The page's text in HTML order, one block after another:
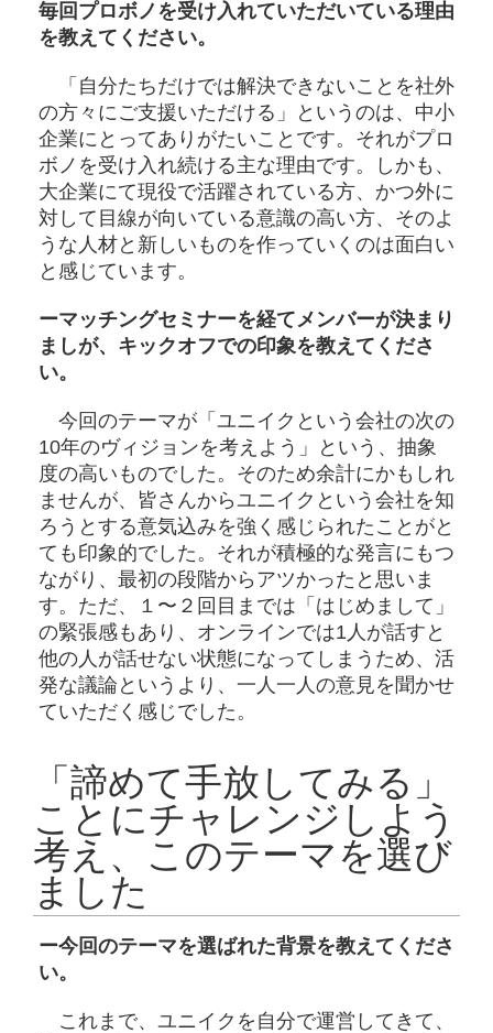
毎回プロボノを受け入れていただいている理由
を教えてください。
「自分たちだけでは解決できないことを社外
の方々にご支援いただける」というのは、中小
企業にとってありがたいことです。それがプロ
ボノを受け入れ続ける主な理由です。しかも、
大企業にて現役で活躍されている方、かつ外に
対して目線が向いている意識の高い方、そのよ
うな人材と新しいものを作っていくのは面白い
と感じています。
ーマッチングセミナーを経てメンバーが決まり
ましが、キックオフでの印象を教えてくださ
い。
今回のテーマが「ユニイクという会社の次の
10年のヴィジョンを考えよう」という、抽象
度の高いものでした。そのため余計にかもしれ
ませんが、皆さんからユニイクという会社を知
ろうとする意気込みを強く感じられたことがと
ても印象的でした。それが積極的な発言にもつ
ながり、最初の段階からアツかったと思いま
す。ただ、１〜２回目までは「はじめまして」
の緊張感もあり、オンラインでは1人が話すと
他の人が話せない状態になってしまうため、活
発な議論というより、一人一人の意見を聞かせ
ていただく感じでした。
「諦めて手放してみる」
ことにチャレンジしよう
考え、このテーマを選び
ました
ー今回のテーマを選ばれた背景を教えてくださ
い。
これまで、ユニイクを自分で運営してきて、